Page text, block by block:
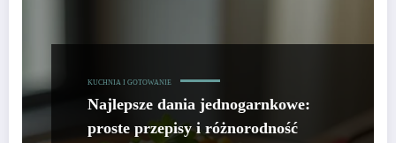
KUCHNIA I GOTOWANIE
Najlepsze dania jednogarnkowe:
proste przepisy i różnorodność